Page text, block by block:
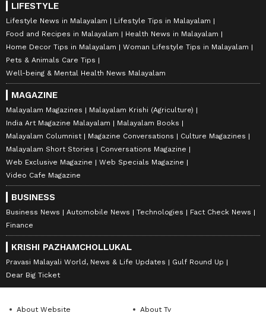
LIFESTYLE
Lifestyle News in Malayalam
Lifestyle Tips in Malayalam
Food and Recipes in Malayalam
Health News in Malayalam
Home Decor Tips in Malayalam
Woman Lifestyle Tips in Malayalam
Pets & Animals Care Tips
Well-being & Mental Health News Malayalam
MAGAZINE
Malayalam Magazines
Malayalam Krishi (Agriculture)
India Art Magazine Malayalam
Malayalam Books
Malayalam Columnist
Magazine Conversations
Culture Magazines
Malayalam Short Stories
Conversations Magazine
Web Exclusive Magazine
Web Specials Magazine
Video Cafe Magazine
BUSINESS
Business News Automobile News Technologies
Fact Check News
Finance
KRISHI PAZHAMCHOLLUKAL
Pravasi Malayali World, News & Life Updates
Gulf Round Up
Dear Big Ticket
About Website About Tv